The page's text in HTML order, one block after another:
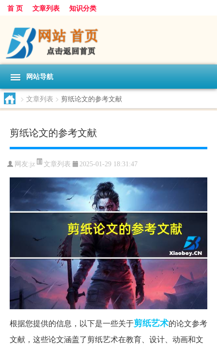
首 页 文章列表 知识分类
网站导航
> 文章列表 > 剪纸论文的参考文献
剪纸论文的参考文献
网友:jz 文章列表 2025-01-29 18:31:47
根据您提供的信息，以下是一些关于剪纸艺术的论文参考
文献，这些论文涵盖了剪纸艺术在教育、设计、动画和文